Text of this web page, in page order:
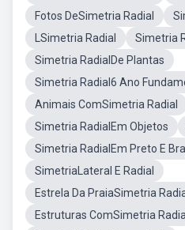
Fotos DeSimetria Radial
LSimetria Radial
Simetria
Simetria RadialDe Plantas
Simetria Radial6 Ano
Animais ComSimetria Radial
Simetria RadialEm Objetos
Simetria RadialEm Preto E
SimetriaLateral E Radial
Estrela Da PraiaSimetria
Estruturas ComSimetria Radial